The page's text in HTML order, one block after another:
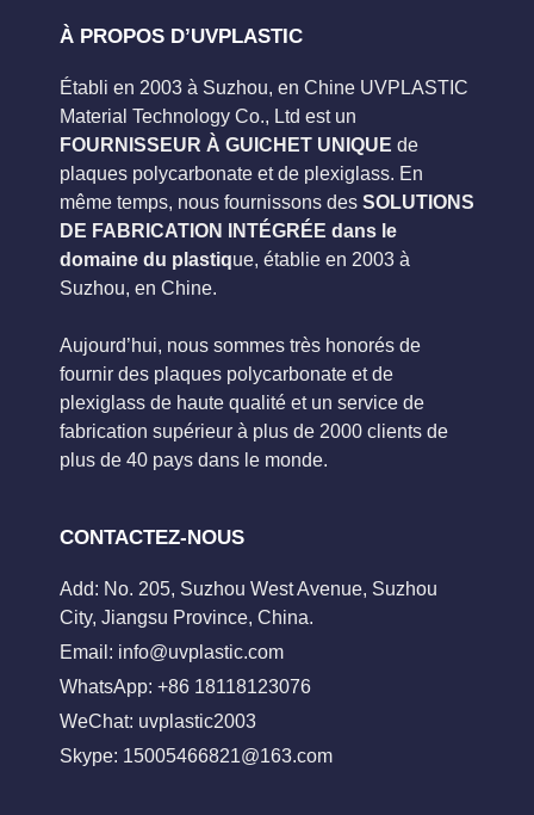
À PROPOS D’UVPLASTIC
Établi en 2003 à Suzhou, en Chine UVPLASTIC
Material Technology Co., Ltd est un
FOURNISSEUR À GUICHET UNIQUE de
plaques polycarbonate et de plexiglass. En
même temps, nous fournissons des SOLUTIONS
DE FABRICATION INTÉGRÉE dans le
domaine du plastique, établie en 2003 à
Suzhou, en Chine.
Aujourd’hui, nous sommes très honorés de
fournir des plaques polycarbonate et de
plexiglass de haute qualité et un service de
fabrication supérieur à plus de 2000 clients de
plus de 40 pays dans le monde.
CONTACTEZ-NOUS
Add: No. 205, Suzhou West Avenue, Suzhou
City, Jiangsu Province, China.
Email: info@uvplastic.com
WhatsApp: +86 18118123076
WeChat: uvplastic2003
Skype: 15005466821@163.com